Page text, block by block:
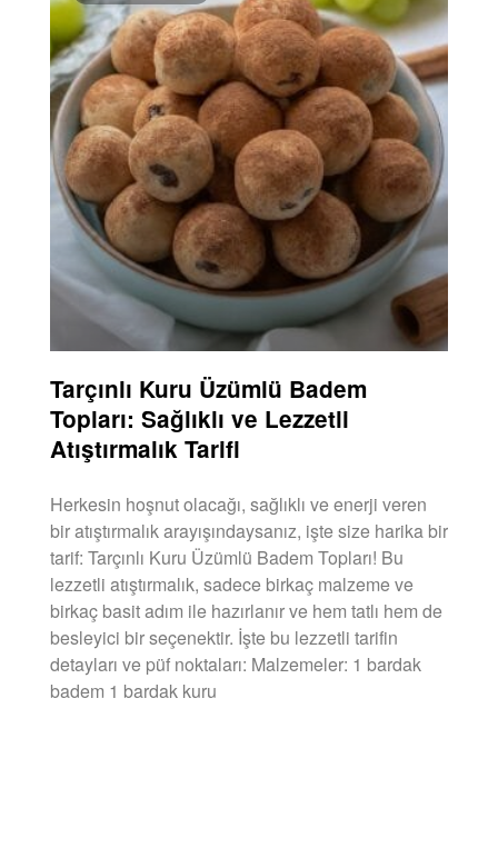
Tarçınlı Kuru Üzümlü Badem
Topları: Sağlıklı ve Lezzetli
Atıştırmalık Tarifi
Herkesin hoşnut olacağı, sağlıklı ve enerji veren
bir atıştırmalık arayışındaysanız, işte size harika bir
tarif: Tarçınlı Kuru Üzümlü Badem Topları! Bu
lezzetli atıştırmalık, sadece birkaç malzeme ve
birkaç basit adım ile hazırlanır ve hem tatlı hem de
besleyici bir seçenektir. İşte bu lezzetli tarifin
detayları ve püf noktaları: Malzemeler: 1 bardak
badem 1 bardak kuru